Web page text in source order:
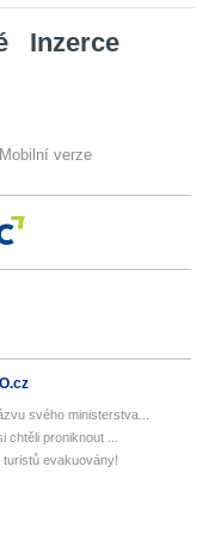
Inzerce
Mobilní verze
svého ministerstva...
proniknout ...
evakuovány!